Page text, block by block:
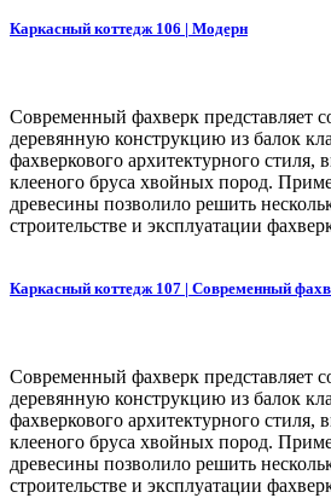
Каркасный коттедж 106 | Модерн
Современный фахверк представляет
деревянную конструкцию из балок
фахверкового архитектурного стиля,
клееного бруса хвойных пород.
древесины позволило решить
строительстве и эксплуатации
Каркасный коттедж 107 | Современный
Современный фахверк представляет
деревянную конструкцию из балок
фахверкового архитектурного стиля,
клееного бруса хвойных пород.
древесины позволило решить
строительстве и эксплуатации